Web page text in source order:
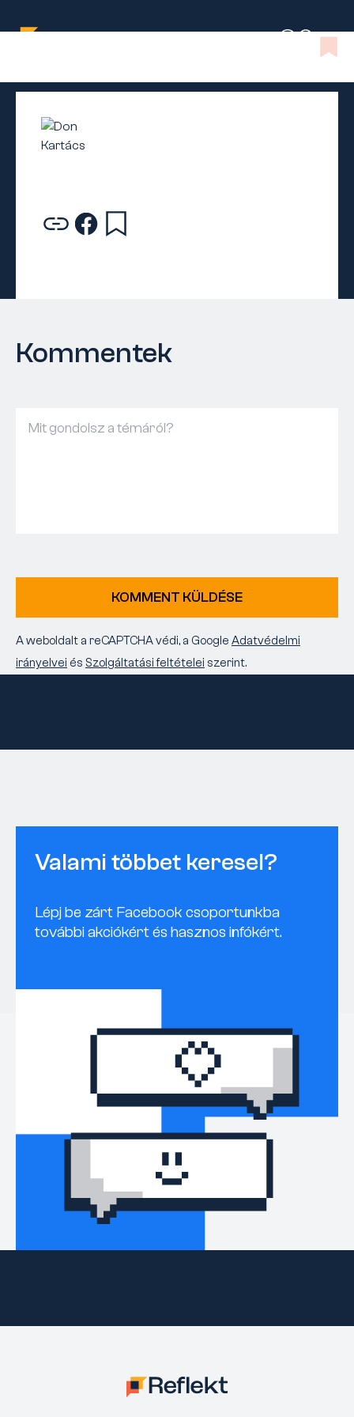
Kommentek
KOMMENT KÜLDÉSE
A weboldalt a reCAPTCHA védi, a Google Adatvédelmi
irányelvei és Szolgáltatási feltételei szerint.
Valami többet keresel?
Lépj be zárt Facebook csoportunkba
további akciókért és hasznos infókért.